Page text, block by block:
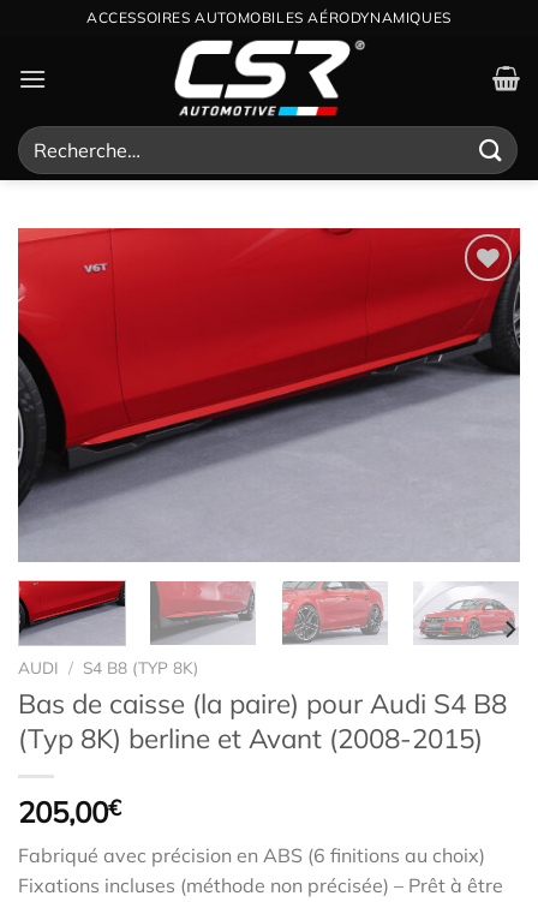
contenu
ACCESSOIRES AUTOMOBILES AÉRODYNAMIQUES
Recherche
pour :
Ajouter
à la
wishlist
AUDI / S4 B8 (TYP 8K)
Bas de caisse (la paire) pour Audi S4 B8
(Typ 8K) berline et Avant (2008-2015)
205,00€
Fabriqué avec précision en ABS (6 finitions au choix)
Fixations incluses (méthode non précisée) – Prêt à être